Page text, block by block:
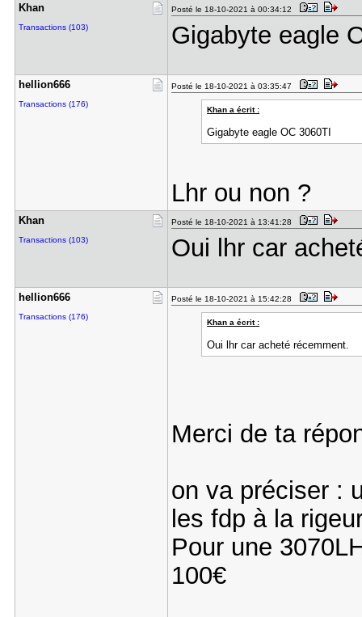
Khan
Transactions (103)
Posté le 18-10-2021 à 00:34:12
Gigabyte eagle
hellion666
Transactions (176)
Posté le 18-10-2021 à 03:35:47
Khan a écrit :
Gigabyte eagle OC 3060TI
Lhr ou non ?
Khan
Transactions (103)
Posté le 18-10-2021 à 13:41:28
Oui lhr car
hellion666
Transactions (176)
Posté le 18-10-2021 à 15:42:28
Khan a écrit :
Oui lhr car acheté récemment.
Merci de ta
on va préciser :
les fdp à la
Pour une
100€